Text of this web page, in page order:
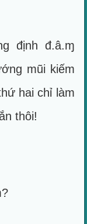
định đ.â.ɱ
mũi kiếm
hai chỉ làm
thôi!